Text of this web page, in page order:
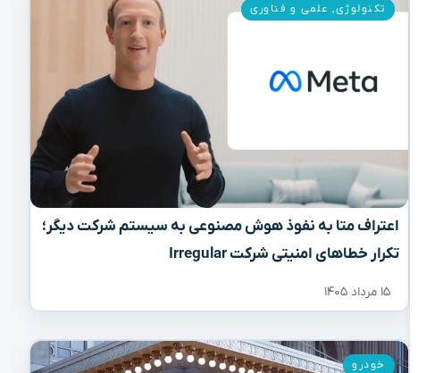
اعتراف متا به نفوذ هوش مصنوعی به سیستم شرکت دیگر؛
تکرار خطاهای امنیتی شرکت Irregular
۱۵ مرداد ۱۴۰۵
تکنولوژی, علمی و فناوری
خودرو